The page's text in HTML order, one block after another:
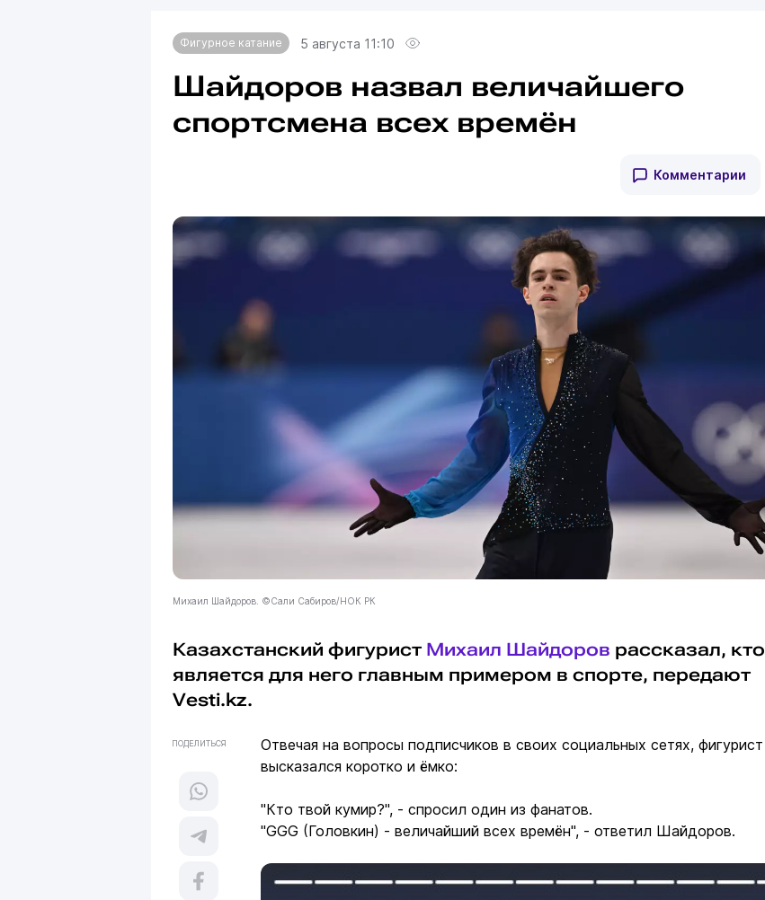
Фигурное катание 5 августа 11:10
Шайдоров назвал величайшего
спортсмена всех времён
Комментарии
Михаил Шайдоров. ©Сали Сабиров/НОК РК
Казахстанский фигурист Михаил Шайдоров рассказал, кто
является для него главным примером в спорте, передают
Vesti.kz.
ПОДЕЛИТЬСЯ
Отвечая на вопросы подписчиков в своих социальных сетях, фигурист
высказался коротко и ёмко:
"Кто твой кумир?", - спросил один из фанатов.
"GGG (Головкин) - величайший всех времён", - ответил Шайдоров.